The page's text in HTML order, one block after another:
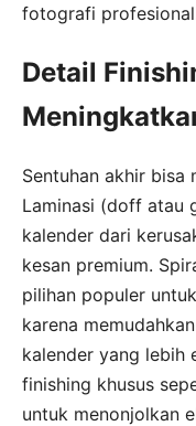
fotografi
Detail
Sentuhan akhir bisa
Laminasi (doff atau
kalender dari
kesan premium.
pilihan populer
karena
kalender yang lebih
finishing khusus
untuk menonjolkan